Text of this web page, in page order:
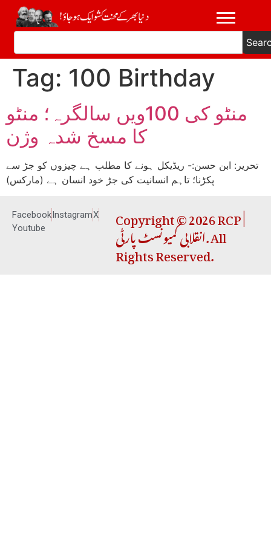
Tag: 100 Birthday
منٹو کی 100ویں سالگرہ؛ منٹو
کا مسخ شدہ وژن
تحریر: ابن حسن:- ریڈیکل ہونے کا مطلب ہے چیزوں کو جڑ سے
پکڑنا؛ تاہم انسانیت کی جڑ خود انسان ہے (مارکس)
FacebookInstagramX
Youtube
Copyright © 2026 RCP |
انقلابی کمیونسٹ پارٹی. All
Rights Reserved.